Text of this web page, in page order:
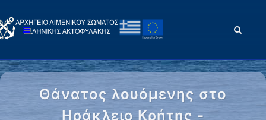
Θάνατος λουόμενης στο
Ηράκλειο Κρήτης -